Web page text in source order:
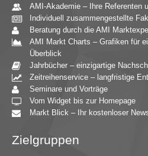
AMI-Akademie – Ihre Referenten
Individuell zusammengestellte
Beratung durch die AMI
AMI Markt Charts – Grafiken für
Überblick
Jahrbücher – einzigartige
Zeitreihenservice – langfristige
Seminare und Vorträge
Vom Widget bis zur Homepage
Markt Blick – Ihr kostenloser
Zielgruppen